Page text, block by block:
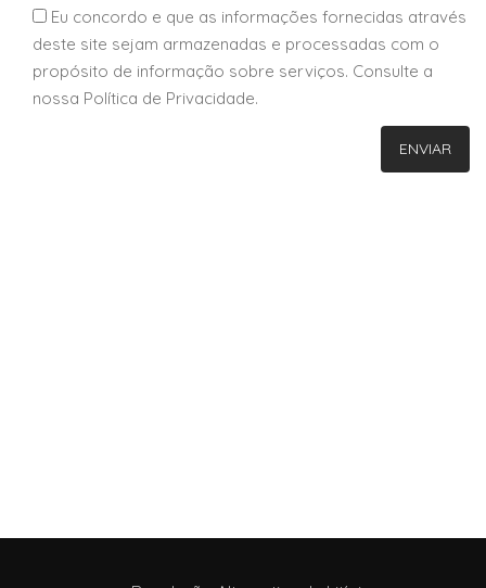
Eu concordo e que as informações fornecidas através
deste site sejam armazenadas e processadas com o
propósito de informação sobre serviços. Consulte a
nossa Política de Privacidade.